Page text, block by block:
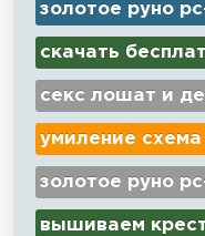
золотое руно
скачать
секс лошат и
умиление
золотое руно
вышиваем